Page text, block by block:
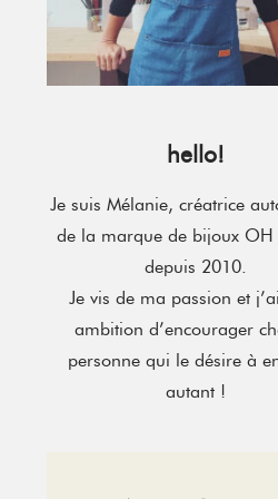
hello!
Je suis Mélanie, créatrice
de la marque de bijoux OH
depuis 2010.
Je vis de ma passion et
ambition d’encourager
personne qui le désire à
autant !